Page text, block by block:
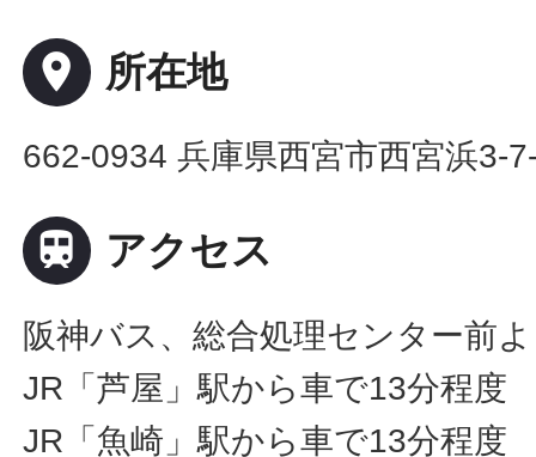
place 所在地
662-0934 兵庫県西宮市西宮浜3-
 アクセス
阪神バス、総合処理センター前
JR「芦屋」駅から車で13分程度
JR「魚崎」駅から車で13分程度